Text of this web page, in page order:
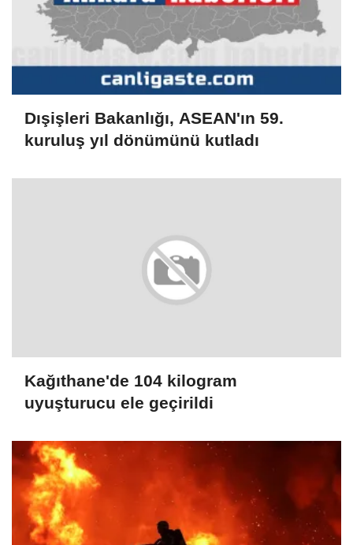
Dışişleri Bakanlığı, ASEAN'ın 59.
kuruluş yıl dönümünü kutladı
Kağıthane'de 104 kilogram
uyuşturucu ele geçirildi